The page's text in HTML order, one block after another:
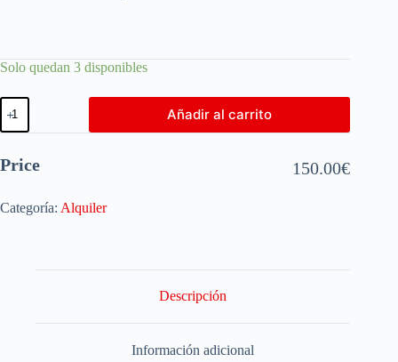
Solo quedan 3 disponibles
Añadir al carrito
Price 150.00€
Categoría: Alquiler
Descripción
Información adicional